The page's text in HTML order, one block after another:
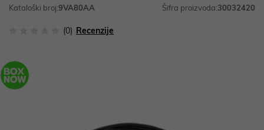
Kataloški broj:9VA80AA Šifra proizvoda:30032420
(0) Recenzije